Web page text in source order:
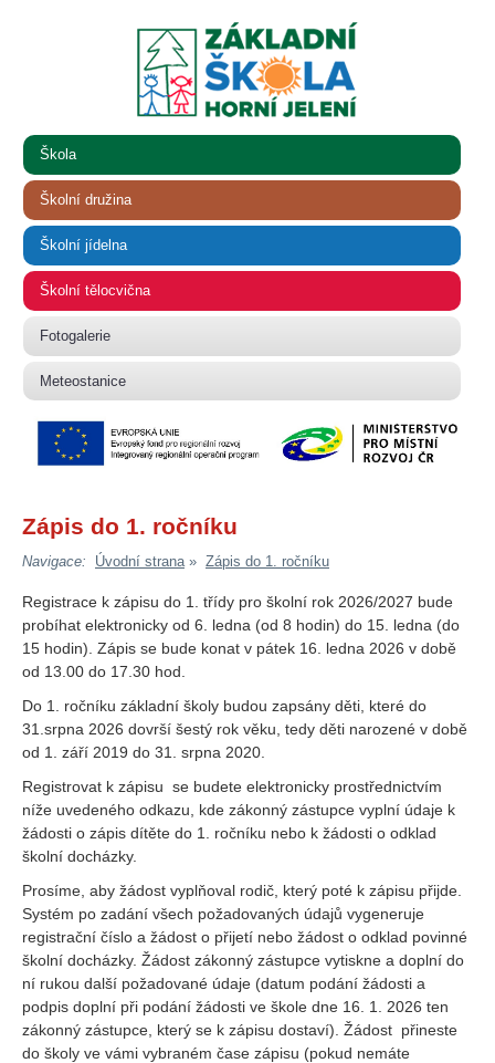
Škola
Školní družina
Školní jídelna
Školní tělocvična
Fotogalerie
Meteostanice
Zápis do 1. ročníku
Navigace: Úvodní strana » Zápis do 1. ročníku
Registrace k zápisu do 1. třídy pro školní rok 2026/2027 bude
probíhat elektronicky od 6. ledna (od 8 hodin) do 15. ledna (do
15 hodin). Zápis se bude konat v pátek 16. ledna 2026 v době
od 13.00 do 17.30 hod.
Do 1. ročníku základní školy budou zapsány děti, které do
31.srpna 2026 dovrší šestý rok věku, tedy děti narozené v době
od 1. září 2019 do 31. srpna 2020.
Registrovat k zápisu se budete elektronicky prostřednictvím
níže uvedeného odkazu, kde zákonný zástupce vyplní údaje k
žádosti o zápis dítěte do 1. ročníku nebo k žádosti o odklad
školní docházky.
Prosíme, aby žádost vyplňoval rodič, který poté k zápisu přijde.
Systém po zadání všech požadovaných údajů vygeneruje
registrační číslo a žádost o přijetí nebo žádost o odklad povinné
školní docházky. Žádost zákonný zástupce vytiskne a doplní do
ní rukou další požadované údaje (datum podání žádosti a
podpis doplní při podání žádosti ve škole dne 16. 1. 2026 ten
zákonný zástupce, který se k zápisu dostaví). Žádost přineste
do školy ve vámi vybraném čase zápisu (pokud nemáte